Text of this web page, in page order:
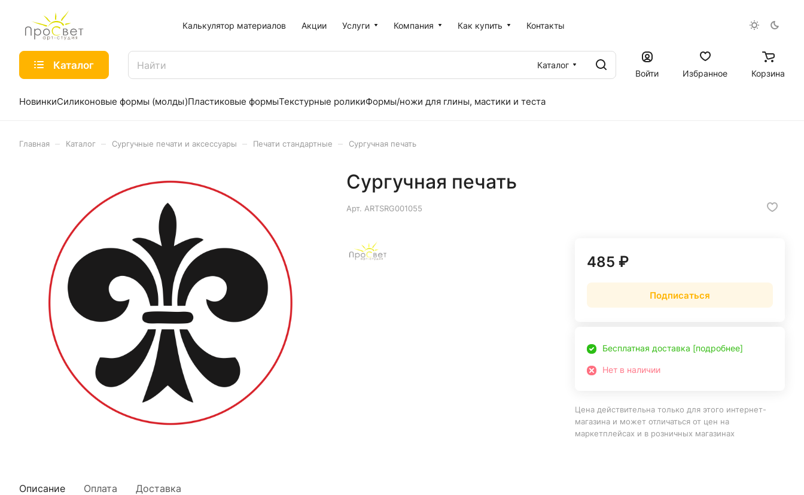
Калькулятор материалов Акции Услуги Компания Как купить Контакты
Каталог
Каталог
Войти
Избранное Корзина
НовинкиСиликоновые формы (молды)Пластиковые формыТекстурные роликиФормы/ножи для глины, мастики и теста
Главная Каталог Сургучные печати и аксессуары Печати стандартные Сургучная печать
Сургучная печать
Арт. ARTSRG001055
485 ₽
Подписаться
Бесплатная доставка [подробнее]
Нет в наличии
Цена действительна только для этого интернет-
магазина и может отличаться от цен на
маркетплейсах и в розничных магазинах
Описание Оплата Доставка